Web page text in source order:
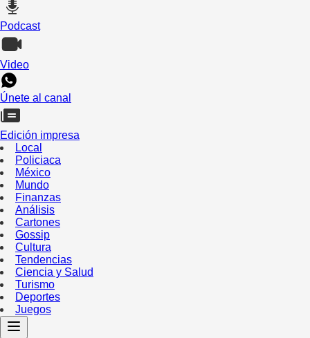
Podcast
Video
Únete al canal
Edición impresa
Local
Policiaca
México
Mundo
Finanzas
Análisis
Cartones
Gossip
Cultura
Tendencias
Ciencia y Salud
Turismo
Deportes
Juegos